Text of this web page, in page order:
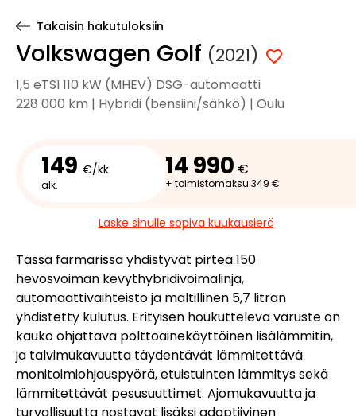
Takaisin hakutuloksiin
Volkswagen Golf (2021)
1,5 eTSI 110 kW (MHEV) DSG-automaatti
228 000 km | Hybridi (bensiini/sähkö) | Oulu
149 €/kk
alk.
14 990 €
+ toimistomaksu 349 €
Laske sinulle sopiva kuukausierä
Tässä farmarissa yhdistyvät pirteä 150
hevosvoiman kevythybridivoimalinja,
automaattivaihteisto ja maltillinen 5,7 litran
yhdistetty kulutus. Erityisen houkutteleva varuste on
kauko ohjattava polttoainekäyttöinen lisälämmitin,
ja talvimukavuutta täydentävät lämmitettävä
monitoimiohjauspyörä, etuistuinten lämmitys sekä
lämmitettävät pesusuuttimet. Ajomukavuutta ja